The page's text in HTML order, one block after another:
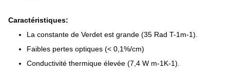
Caractéristiques:
La constante de Verdet est grande (35 Rad T-1m-1).
Faibles pertes optiques (< 0,1%/cm)
Conductivité thermique élevée (7,4 W m-1K-1).